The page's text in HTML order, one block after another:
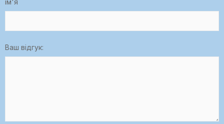
ім'я
Ваш відгук: